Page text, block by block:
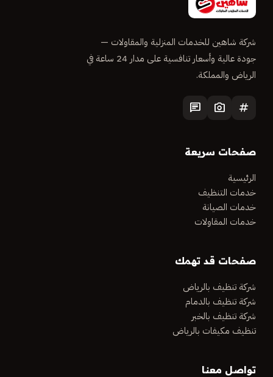
شركة شاهين للخدمات المنزلية والمقاولات —
جودة عالية وأسعار تنافسية على مدار 24 ساعة في
الرياض والمملكة.
tag
photo_camera
chat
صفحات سريعة
الرئيسية
خدمات التنظيف
خدمات الصيانة
خدمات المقاولات
صفحات قد تهمك
شركة تنظيف بالرياض
شركة تنظيف بالدمام
شركة تنظيف بالخبر
تنظيف مكيفات بالرياض
تواصل معنا